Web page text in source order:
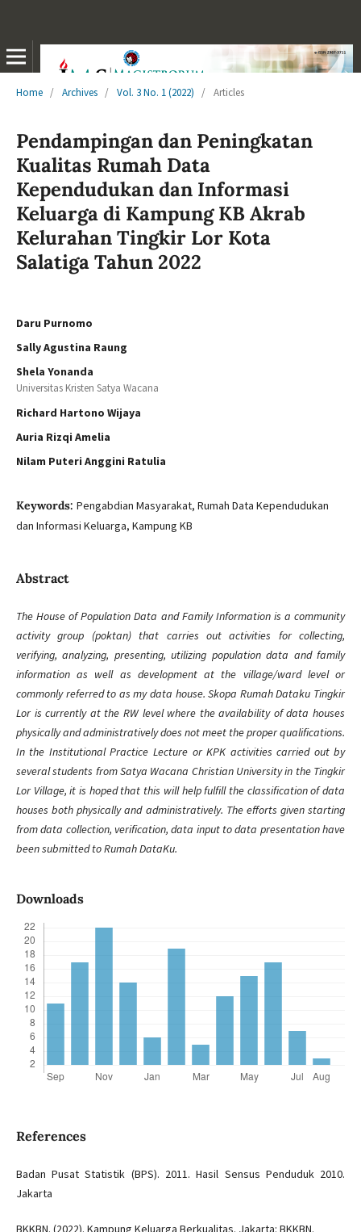
Home / Archives / Vol. 3 No. 1 (2022) / Articles
Pendampingan dan Peningkatan
Kualitas Rumah Data
Kependudukan dan Informasi
Keluarga di Kampung KB Akrab
Kelurahan Tingkir Lor Kota
Salatiga Tahun 2022
Daru Purnomo
Sally Agustina Raung
Shela Yonanda
Universitas Kristen Satya Wacana
Richard Hartono Wijaya
Auria Rizqi Amelia
Nilam Puteri Anggini Ratulia
Keywords: Pengabdian Masyarakat, Rumah Data Kependudukan
dan Informasi Keluarga, Kampung KB
Abstract
The House of Population Data and Family Information is a community
activity group (poktan) that carries out activities for collecting,
verifying, analyzing, presenting, utilizing population data and family
information as well as development at the village/ward level or
commonly referred to as my data house. Skopa Rumah Dataku Tingkir
Lor is currently at the RW level where the availability of data houses
physically and administratively does not meet the proper qualifications.
In the Institutional Practice Lecture or KPK activities carried out by
several students from Satya Wacana Christian University in the Tingkir
Lor Village, it is hoped that this will help fulfill the classification of data
houses both physically and administratively. The efforts given starting
from data collection, verification, data input to data presentation have
been submitted to Rumah DataKu.
Downloads
References
Badan Pusat Statistik (BPS). 2011. Hasil Sensus Penduduk 2010.
Jakarta
BKKBN. (2022). Kampung Keluarga Berkualitas. Jakarta: BKKBN.